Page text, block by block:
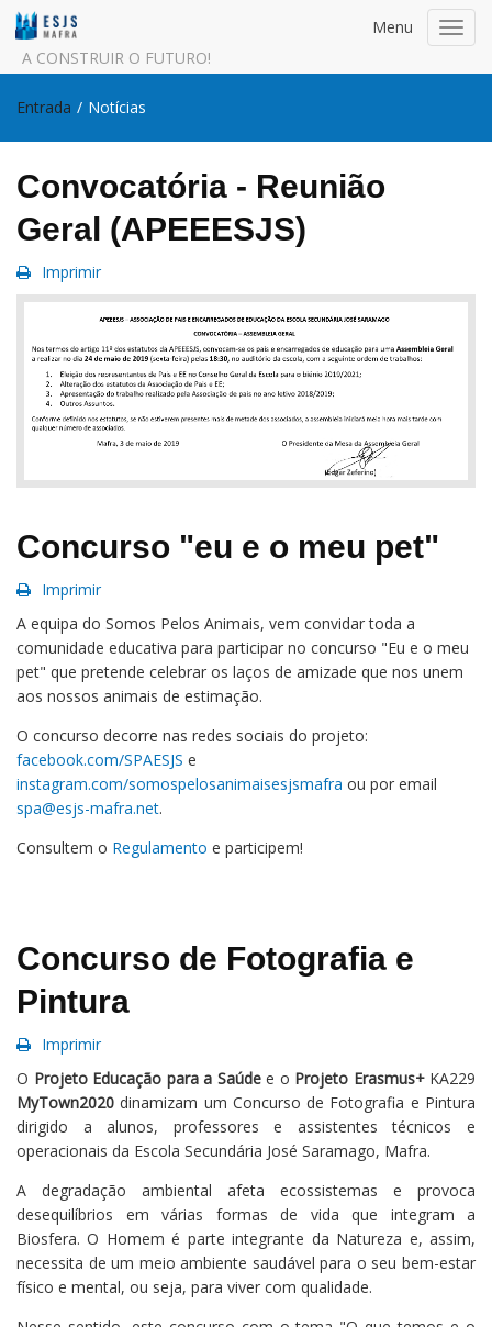
A CONSTRUIR O FUTURO!
Menu
Entrada / Notícias
Convocatória - Reunião
Geral (APEEESJS)
Imprimir
Concurso "eu e o meu pet"
Imprimir
A equipa do Somos Pelos Animais, vem convidar toda a
comunidade educativa para participar no concurso "Eu e o meu
pet" que pretende celebrar os laços de amizade que nos unem
aos nossos animais de estimação.
O concurso decorre nas redes sociais do projeto:
facebook.com/SPAESJS e
instagram.com/somospelosanimaisesjsmafra ou por email
spa@esjs-mafra.net.
Consultem o Regulamento e participem!
Concurso de Fotografia e
Pintura
Imprimir
O Projeto Educação para a Saúdee o Projeto Erasmus+KA229
MyTown2020 dinamizam um Concurso de Fotografia e Pintura
dirigido a alunos, professores e assistentes técnicos e
operacionais da Escola Secundária José Saramago, Mafra.
A degradação ambiental afeta ecossistemas e provoca
desequilíbrios em várias formas de vida que integram a
Biosfera. O Homem é parte integrante da Natureza e, assim,
necessita de um meio ambiente saudável para o seu bem-estar
físico e mental, ou seja, para viver com qualidade.